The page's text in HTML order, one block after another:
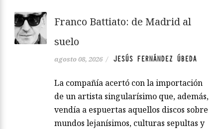
Franco Battiato: de Madrid al
suelo
agosto 08, 2026 / JESÚS FERNÁNDEZ ÚBEDA
La compañía acertó con la importación
de un artista singularísimo que, además,
vendía a espuertas aquellos discos sobre
mundos lejanísimos, culturas sepultas y